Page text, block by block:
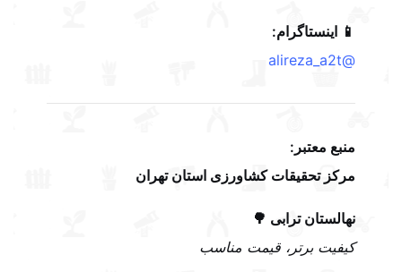
📱 اینستاگرام:
@alireza_a2t
منبع معتبر:
مرکز تحقیقات کشاورزی استان تهران
نهالستان ترابی 🌳
کیفیت برتر، قیمت مناسب